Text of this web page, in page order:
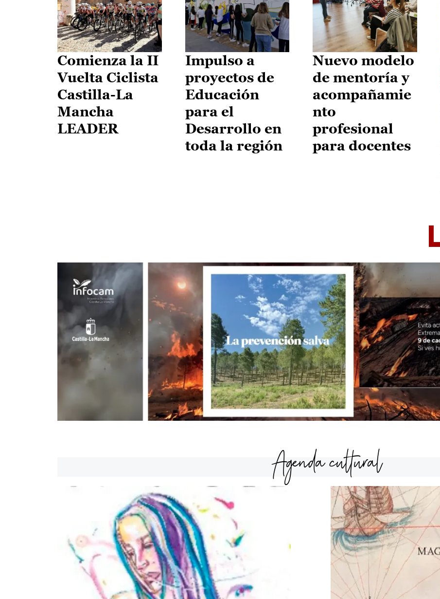
Comienza la II
Vuelta Ciclista
Castilla-La
Mancha
LEADER
Impulso a
proyectos de
Educación
para el
Desarrollo en
toda la región
Nuevo modelo
de mentoría y
acompañamie
nto
profesional
para docentes
Agenda cultural